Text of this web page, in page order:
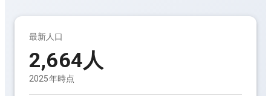
最新人口
2,664人
2025年時点